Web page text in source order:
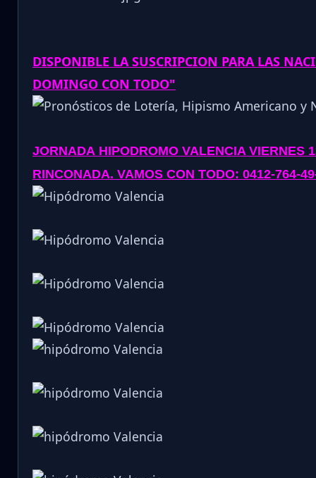
DISPONIBLE LA SUSCRIPCION PARA LAS
DOMINGO CON TODO"
JORNADA HIPODROMO VALENCIA VIERNES
RINCONADA. VAMOS CON TODO: 0412-764-